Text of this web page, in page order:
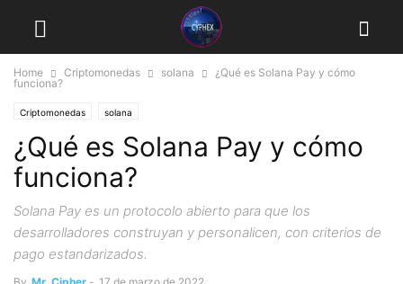
Home Criptomonedas solana
¿Qué es Solana Pay y cómo
funciona?
Criptomonedas solana
¿Qué es Solana Pay y cómo
funciona?
Solana Pay es un protocolo abierto para que los
desarrolladores construyan y personalicen, con criterios de
pago estandarizados.